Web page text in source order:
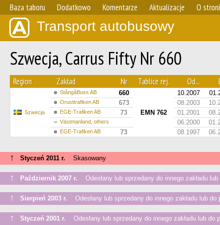
Baza taboru Dodatkowo Komentarze Aktualizacje O
Transport autobusowy
Szwecja, Carrus Fifty Nr 660
Region Zakład Nr Tablice rej. Od...
Szwecja
StångåBuss AB 660
EMN 762
10.2007
Orusttrafiken AB 673 08.2003
EGE-Trafiken AB 73 01.2001
Västmanland, others 06.2000
EGE-Trafiken AB 73 08.1997
↑ Styczeń 2011 r. Skasowany
↑ Październik 2007 r. Odesłany lub sprzedany do innego zakładu lub
↑ Sierpień 2003 r. Odesłany lub sprzedany do innego zakładu lub do
↑ Styczeń 2001 r. Odesłany lub sprzedany do innego zakładu lub do